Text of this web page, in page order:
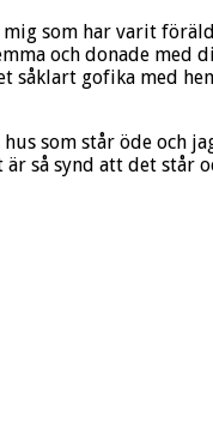
mig som har varit
och donade med
såklart gofika med
som står öde och
så synd att det står